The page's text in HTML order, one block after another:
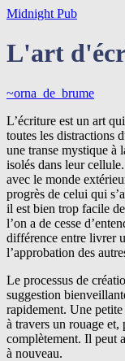
Midnight Pub
L'art
~orna_de_brume
L’écriture est un art
toutes les distractions
une transe mystique à
isolés dans leur
avec le monde
progrès de celui qui
il est bien trop facile
l’on a de cesse
différence entre livrer
l’approbation des
Le processus de
suggestion
rapidement. Une
à travers un rouage et,
complètement. Il peut
à nouveau.